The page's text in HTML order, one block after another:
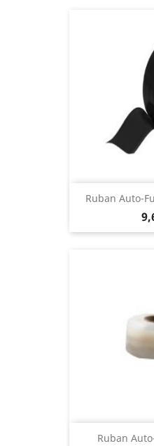
Ruban Auto-
Ruban